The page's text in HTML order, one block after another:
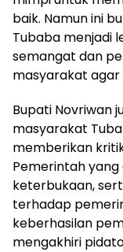
baik. Namun ini
Tubaba menjadi
semangat dan
masyarakat agar
Bupati Novriwan
masyarakat
memberikan
Pemerintah yang
keterbukaan,
terhadap
keberhasilan
mengakhiri